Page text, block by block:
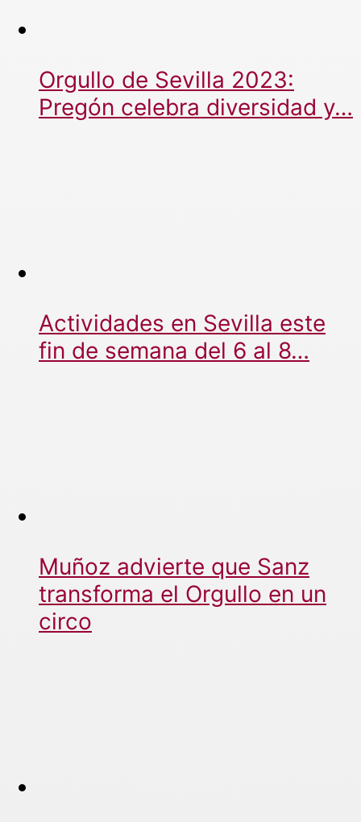
Orgullo de Sevilla 2023:
Pregón celebra diversidad y…
Actividades en Sevilla este
fin de semana del 6 al 8…
Muñoz advierte que Sanz
transforma el Orgullo en un
circo